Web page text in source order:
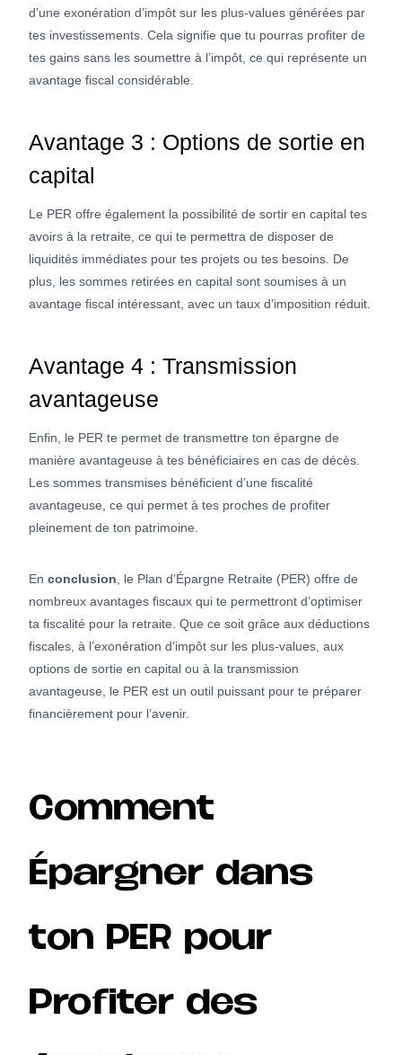
d’une exonération d’impôt sur les plus-values générées par
tes investissements. Cela signifie que tu pourras profiter de
tes gains sans les soumettre à l’impôt, ce qui représente un
avantage fiscal considérable.
Avantage 3 : Options de sortie en
capital
Le PER offre également la possibilité de sortir en capital tes
avoirs à la retraite, ce qui te permettra de disposer de
liquidités immédiates pour tes projets ou tes besoins. De
plus, les sommes retirées en capital sont soumises à un
avantage fiscal intéressant, avec un taux d’imposition réduit.
Avantage 4 : Transmission
avantageuse
Enfin, le PER te permet de transmettre ton épargne de
manière avantageuse à tes bénéficiaires en cas de décès.
Les sommes transmises bénéficient d’une fiscalité
avantageuse, ce qui permet à tes proches de profiter
pleinement de ton patrimoine.
En conclusion , le Plan d’Épargne Retraite (PER) offre de
nombreux avantages fiscaux qui te permettront d’optimiser
ta fiscalité pour la retraite. Que ce soit grâce aux déductions
fiscales, à l’exonération d’impôt sur les plus-values, aux
options de sortie en capital ou à la transmission
avantageuse, le PER est un outil puissant pour te préparer
financièrement pour l’avenir.
Comment
Épargner dans
ton PER pour
Profiter des